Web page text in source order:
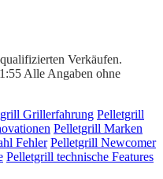
Verkäufen.
Alle Angaben ohne
Grillerfahrung Pelletgrill
Pelletgrill Marken
Fehler Pelletgrill Newcomer
Pelletgrill technische Features